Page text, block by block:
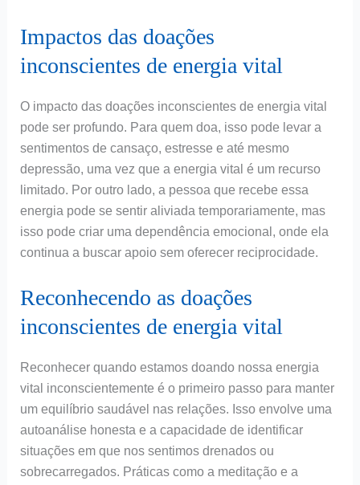
Impactos das doações
inconscientes de energia vital
O impacto das doações inconscientes de energia vital
pode ser profundo. Para quem doa, isso pode levar a
sentimentos de cansaço, estresse e até mesmo
depressão, uma vez que a energia vital é um recurso
limitado. Por outro lado, a pessoa que recebe essa
energia pode se sentir aliviada temporariamente, mas
isso pode criar uma dependência emocional, onde ela
continua a buscar apoio sem oferecer reciprocidade.
Reconhecendo as doações
inconscientes de energia vital
Reconhecer quando estamos doando nossa energia
vital inconscientemente é o primeiro passo para manter
um equilíbrio saudável nas relações. Isso envolve uma
autoanálise honesta e a capacidade de identificar
situações em que nos sentimos drenados ou
sobrecarregados. Práticas como a meditação e a